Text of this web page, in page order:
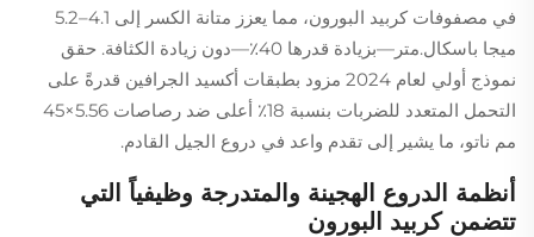
في مصفوفات كربيد البورون، مما يعزز متانة الكسر إلى 4.1–5.2
ميجا باسكال.متر—بزيادة قدرها 40٪—دون زيادة الكثافة. حقق
نموذج أولي لعام 2024 مزود بطبقات أكسيد الجرافين قدرةً على
التحمل المتعدد للضربات بنسبة 18٪ أعلى ضد رصاصات 5.56×45
مم ناتو، ما يشير إلى تقدم واعد في دروع الجيل القادم.
أنظمة الدروع الهجينة والمتدرجة وظيفياً التي
تتضمن كربيد البورون